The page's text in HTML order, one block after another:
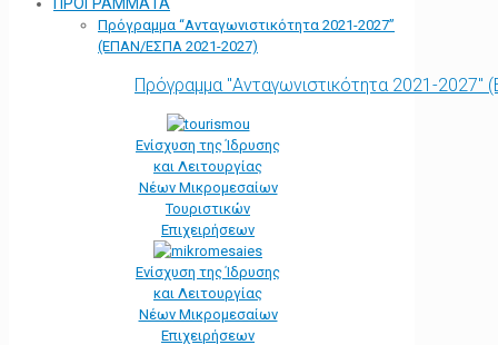
Πρόγραμμα “Ανταγωνιστικότητα 2021-2027”
(ΕΠΑΝ/ΕΣΠΑ 2021-2027)
Πρόγραμμα "Ανταγωνιστικότητα 2021-
Ενίσχυση της Ίδρυσης
και Λειτουργίας
Νέων Μικρομεσαίων
Τουριστικών
Επιχειρήσεων
Ενίσχυση της Ίδρυσης
και Λειτουργίας
Νέων Μικρομεσαίων
Επιχειρήσεων